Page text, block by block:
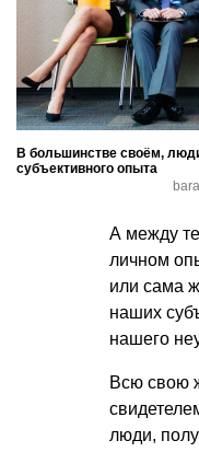
В большинстве своём,
субъективного опыта
А между
личном
или сама
наших
нашего
Всю свою
люди,